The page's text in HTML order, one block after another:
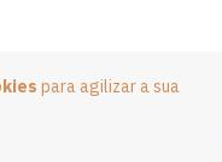
para agilizar a sua